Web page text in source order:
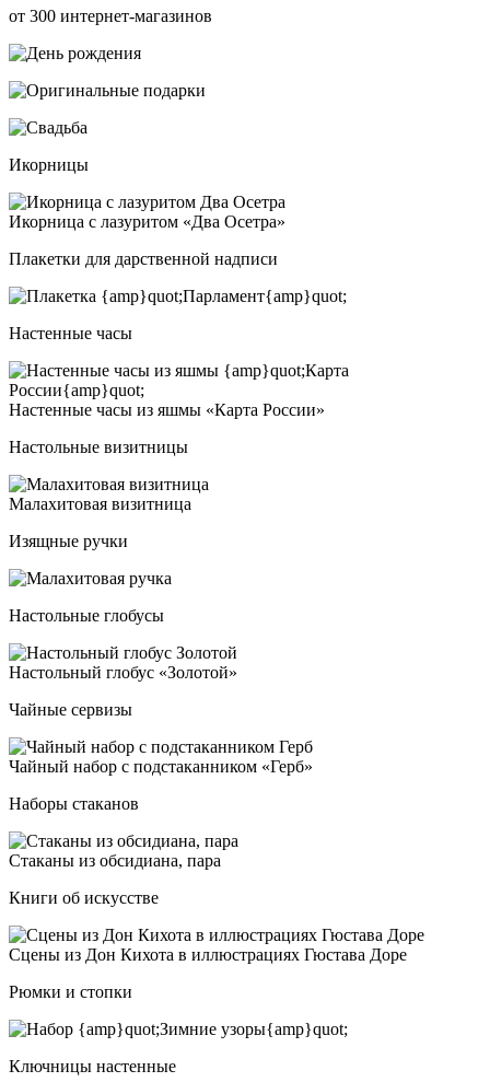
от 300 интернет-магазинов
Икорницы
Икор­ни­ца с ла­зу­ри­том «Два Осет­ра»
Плакетки для дарственной надписи
Настенные часы
Нас­тен­ные ча­сы из яш­мы «Кар­та Рос­сии»
Настольные визитницы
Мала­хи­то­вая ви­зит­ни­ца
Изящные ручки
Настольные глобусы
Нас­толь­ный гло­бус «Золо­той»
Чайные сервизы
Чай­ный на­бор с под­ста­кан­ни­ком «Герб»
Наборы стаканов
Ста­ка­ны из об­си­ди­ана, па­ра
Книги об искусстве
Сце­ны из Дон Кихо­та в ил­люс­тра­ци­ях Гюс­та­ва Доре
Рюмки и стопки
Ключницы настенные